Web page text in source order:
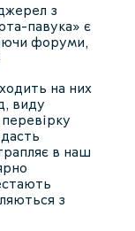
з
павука» є
форуми,
на них
виду
в наш
з